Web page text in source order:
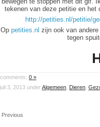
tekenen van deze petitie en het
http://petities.nl/petitie/
Op petities.nl zijn ook van
tegen
comments: 0 »
juli 3, 2013 underAlgemeen Dieren
Previous